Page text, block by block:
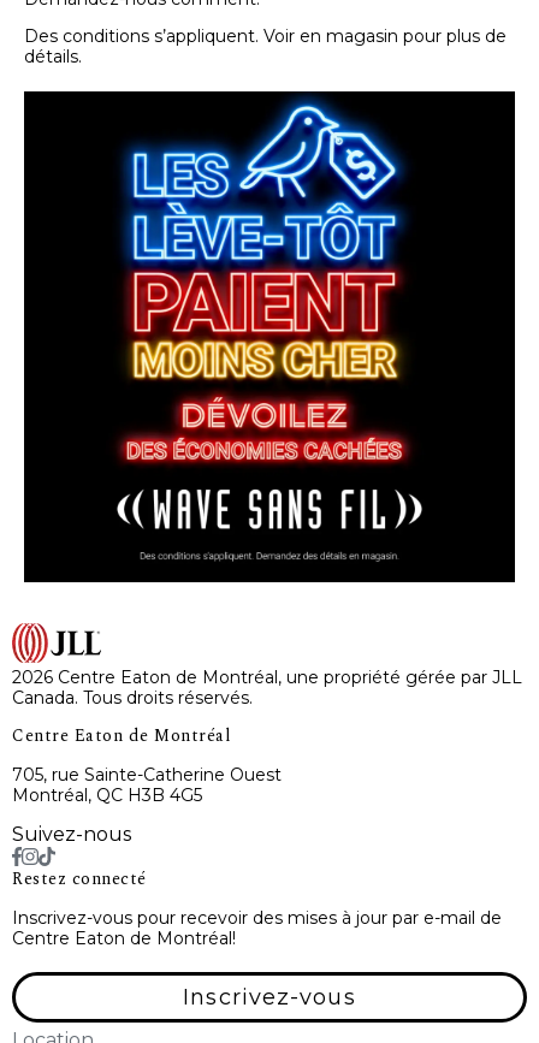
Des conditions s’appliquent. Voir en magasin pour plus de
détails.
2026 Centre Eaton de Montréal, une propriété gérée par JLL
Canada. Tous droits réservés.
Centre Eaton de Montréal
705, rue Sainte-Catherine Ouest
Montréal, QC H3B 4G5
Suivez-nous
Restez connecté
Inscrivez-vous pour recevoir des mises à jour par e-mail de
Centre Eaton de Montréal!
Inscrivez-vous